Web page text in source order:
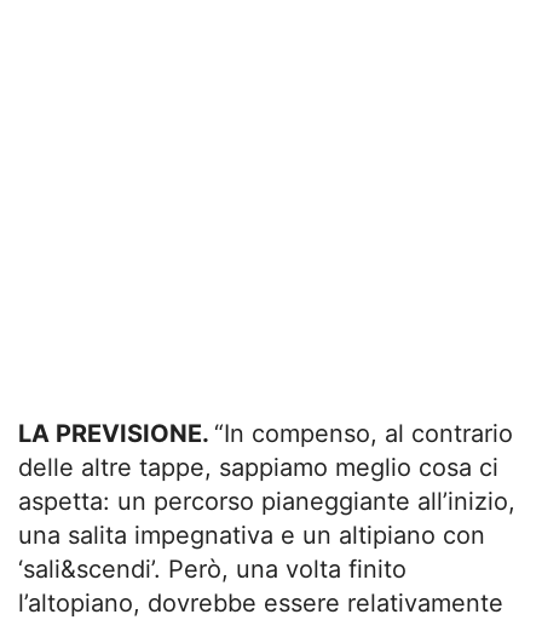
LA PREVISIONE. “In compenso, al contrario
delle altre tappe, sappiamo meglio cosa ci
aspetta: un percorso pianeggiante all’inizio,
una salita impegnativa e un altipiano con
‘sali&scendi’. Però, una volta finito
l’altopiano, dovrebbe essere relativamente